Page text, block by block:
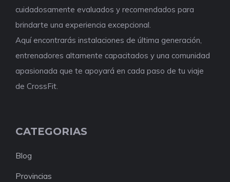
cuidadosamente evaluados y recomendados para
brindarte una experiencia excepcional.
Aquí encontrarás instalaciones de última generación,
entrenadores altamente capacitados y una comunidad
apasionada que te apoyará en cada paso de tu viaje
de CrossFit.
CATEGORIAS
Blog
Provincias